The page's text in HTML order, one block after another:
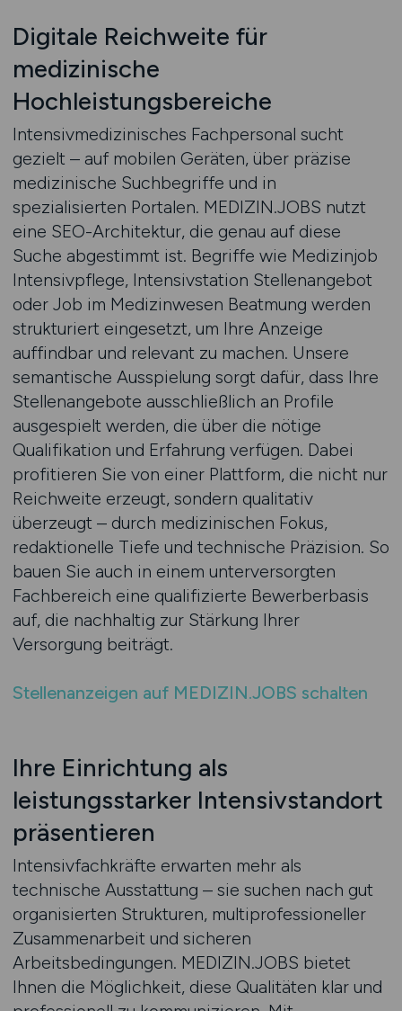
Digitale Reichweite für
medizinische
Hochleistungsbereiche
Intensivmedizinisches Fachpersonal sucht
gezielt – auf mobilen Geräten, über präzise
medizinische Suchbegriffe und in
spezialisierten Portalen. MEDIZIN.JOBS nutzt
eine SEO-Architektur, die genau auf diese
Suche abgestimmt ist. Begriffe wie Medizinjob
Intensivpflege, Intensivstation Stellenangebot
oder Job im Medizinwesen Beatmung werden
strukturiert eingesetzt, um Ihre Anzeige
auffindbar und relevant zu machen. Unsere
semantische Ausspielung sorgt dafür, dass Ihre
Stellenangebote ausschließlich an Profile
ausgespielt werden, die über die nötige
Qualifikation und Erfahrung verfügen. Dabei
profitieren Sie von einer Plattform, die nicht nur
Reichweite erzeugt, sondern qualitativ
überzeugt – durch medizinischen Fokus,
redaktionelle Tiefe und technische Präzision. So
bauen Sie auch in einem unterversorgten
Fachbereich eine qualifizierte Bewerberbasis
auf, die nachhaltig zur Stärkung Ihrer
Versorgung beiträgt.
Stellenanzeigen auf MEDIZIN.JOBS schalten
Ihre Einrichtung als
leistungsstarker Intensivstandort
präsentieren
Intensivfachkräfte erwarten mehr als
technische Ausstattung – sie suchen nach gut
organisierten Strukturen, multiprofessioneller
Zusammenarbeit und sicheren
Arbeitsbedingungen. MEDIZIN.JOBS bietet
Ihnen die Möglichkeit, diese Qualitäten klar und